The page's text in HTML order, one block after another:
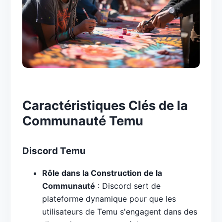
Caractéristiques Clés de la
Communauté Temu
Discord Temu
Rôle dans la Construction de la
Communauté : Discord sert de
plateforme dynamique pour que les
utilisateurs de Temu s'engagent dans des